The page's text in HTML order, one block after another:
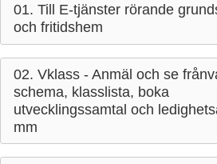
01. Till E-tjänster rörande
och fritidshem
02. Vklass - Anmäl och se
schema, klasslista, boka
utvecklingssamtal och
mm